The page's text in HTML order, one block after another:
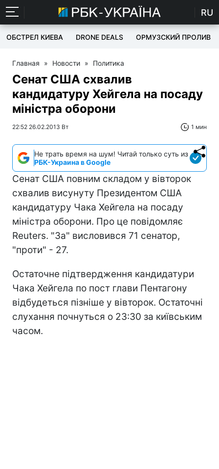
RU
ОБСТРЕЛ КИЕВА DRONE DEALS ОРМУЗСКИЙ ПРОЛИВ
Главная » Новости » Политика
Сенат США схвалив
кандидатуру Хейгела на посаду
міністра оборони
22:52 26.02.2013 Вт 1 мин
Не трать время на шум! Читай только суть из
РБК-Украина в Google
Сенат США повним складом у вівторок
схвалив висунуту Президентом США
кандидатуру Чака Хейгела на посаду
міністра оборони. Про це повідомляє
Reuters. "За" висловився 71 сенатор,
"проти" - 27.
Остаточне підтвердження кандидатури
Чака Хейгела по пост глави Пентагону
відбудеться пізніше у вівторок. Остаточні
слухання почнуться о 23:30 за київським
часом.